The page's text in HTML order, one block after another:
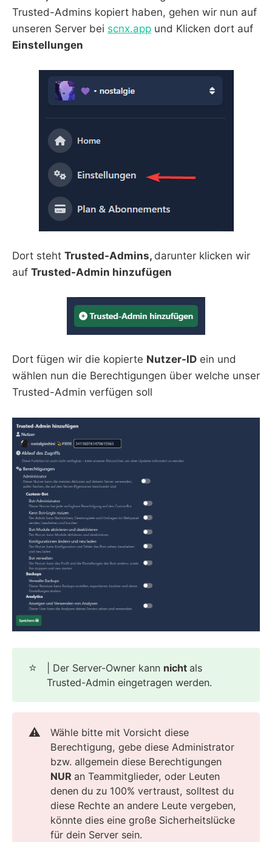
Trusted-Admins kopiert haben, gehen wir nun auf
unseren Server bei scnx.app und Klicken dort auf
Einstellungen
Dort steht Trusted-Admins, darunter klicken wir
auf Trusted-Admin hinzufügen
Dort fügen wir die kopierte Nutzer-ID ein und
wählen nun die Berechtigungen über welche unser
Trusted-Admin verfügen soll
⭐ | Der Server-Owner kann nicht als
Trusted-Admin eingetragen werden.
⚠️
Wähle bitte mit Vorsicht diese
Berechtigung, gebe diese Administrator
bzw. allgemein diese Berechtigungen
NUR an Teammitglieder, oder Leuten
denen du zu 100% vertraust, solltest du
diese Rechte an andere Leute vergeben,
könnte dies eine große Sicherheitslücke
für dein Server sein.